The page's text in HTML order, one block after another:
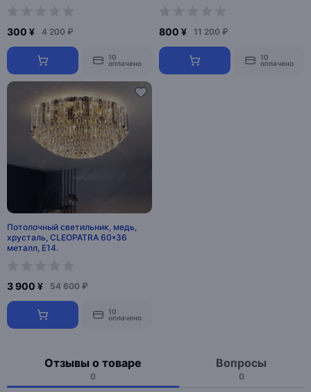
300 ¥ 4 200 ₽
10
оплачено
800 ¥ 11 200 ₽
10
оплачено
Потолочный светильник, медь,
хрусталь, CLEOPATRA 60*36
металл, Е14.
3 900 ¥ 54 600 ₽
10
оплачено
Отзывы о товаре
0
Вопросы
0